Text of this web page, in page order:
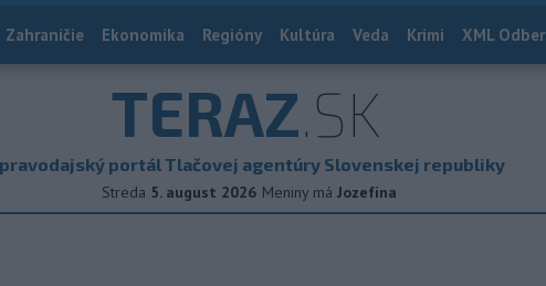
Zahraničie Ekonomika Regióny Kultúra Veda Krimi XML Odber
TERAZ.SK
portál Tlačovej agentúry Slovenskej republiky
Streda 5. august 2026 Meniny má Jozefína